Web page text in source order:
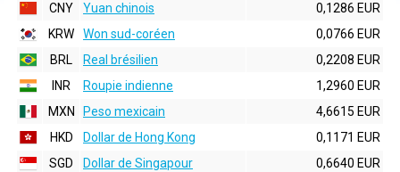
CNY
Yuan chinois
0,1286 EUR
KRW
Won sud-coréen
0,0766 EUR
BRL
Real brésilien
0,2208 EUR
INR
Roupie indienne
1,2960 EUR
MXN
Peso mexicain
4,6615 EUR
HKD
Dollar de Hong Kong
0,1171 EUR
SGD
Dollar de Singapour
0,6640 EUR